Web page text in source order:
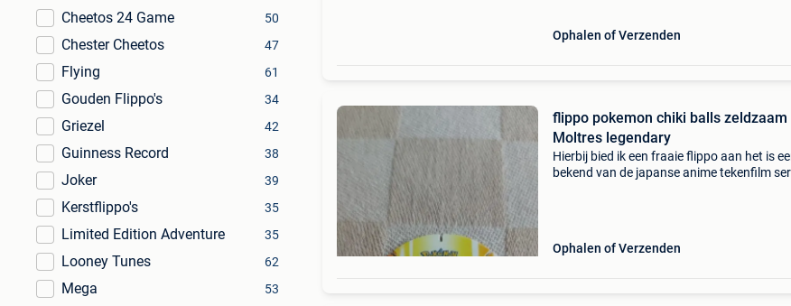
Cheetos 24 Game 50
Chester Cheetos 47
Flying 61
Gouden Flippo's 34
Griezel 42
Guinness Record 38
Joker 39
Kerstflippo's 35
Limited Edition Adventure 35
Looney Tunes 62
Mega 53
Ophalen of Verzenden
flippo pokemon chiki balls zeldzaam
Moltres legendary
Hierbij bied ik een fraaie flippo aan het is
bekend van de japanse anime tekenfilm
Ophalen of Verzenden